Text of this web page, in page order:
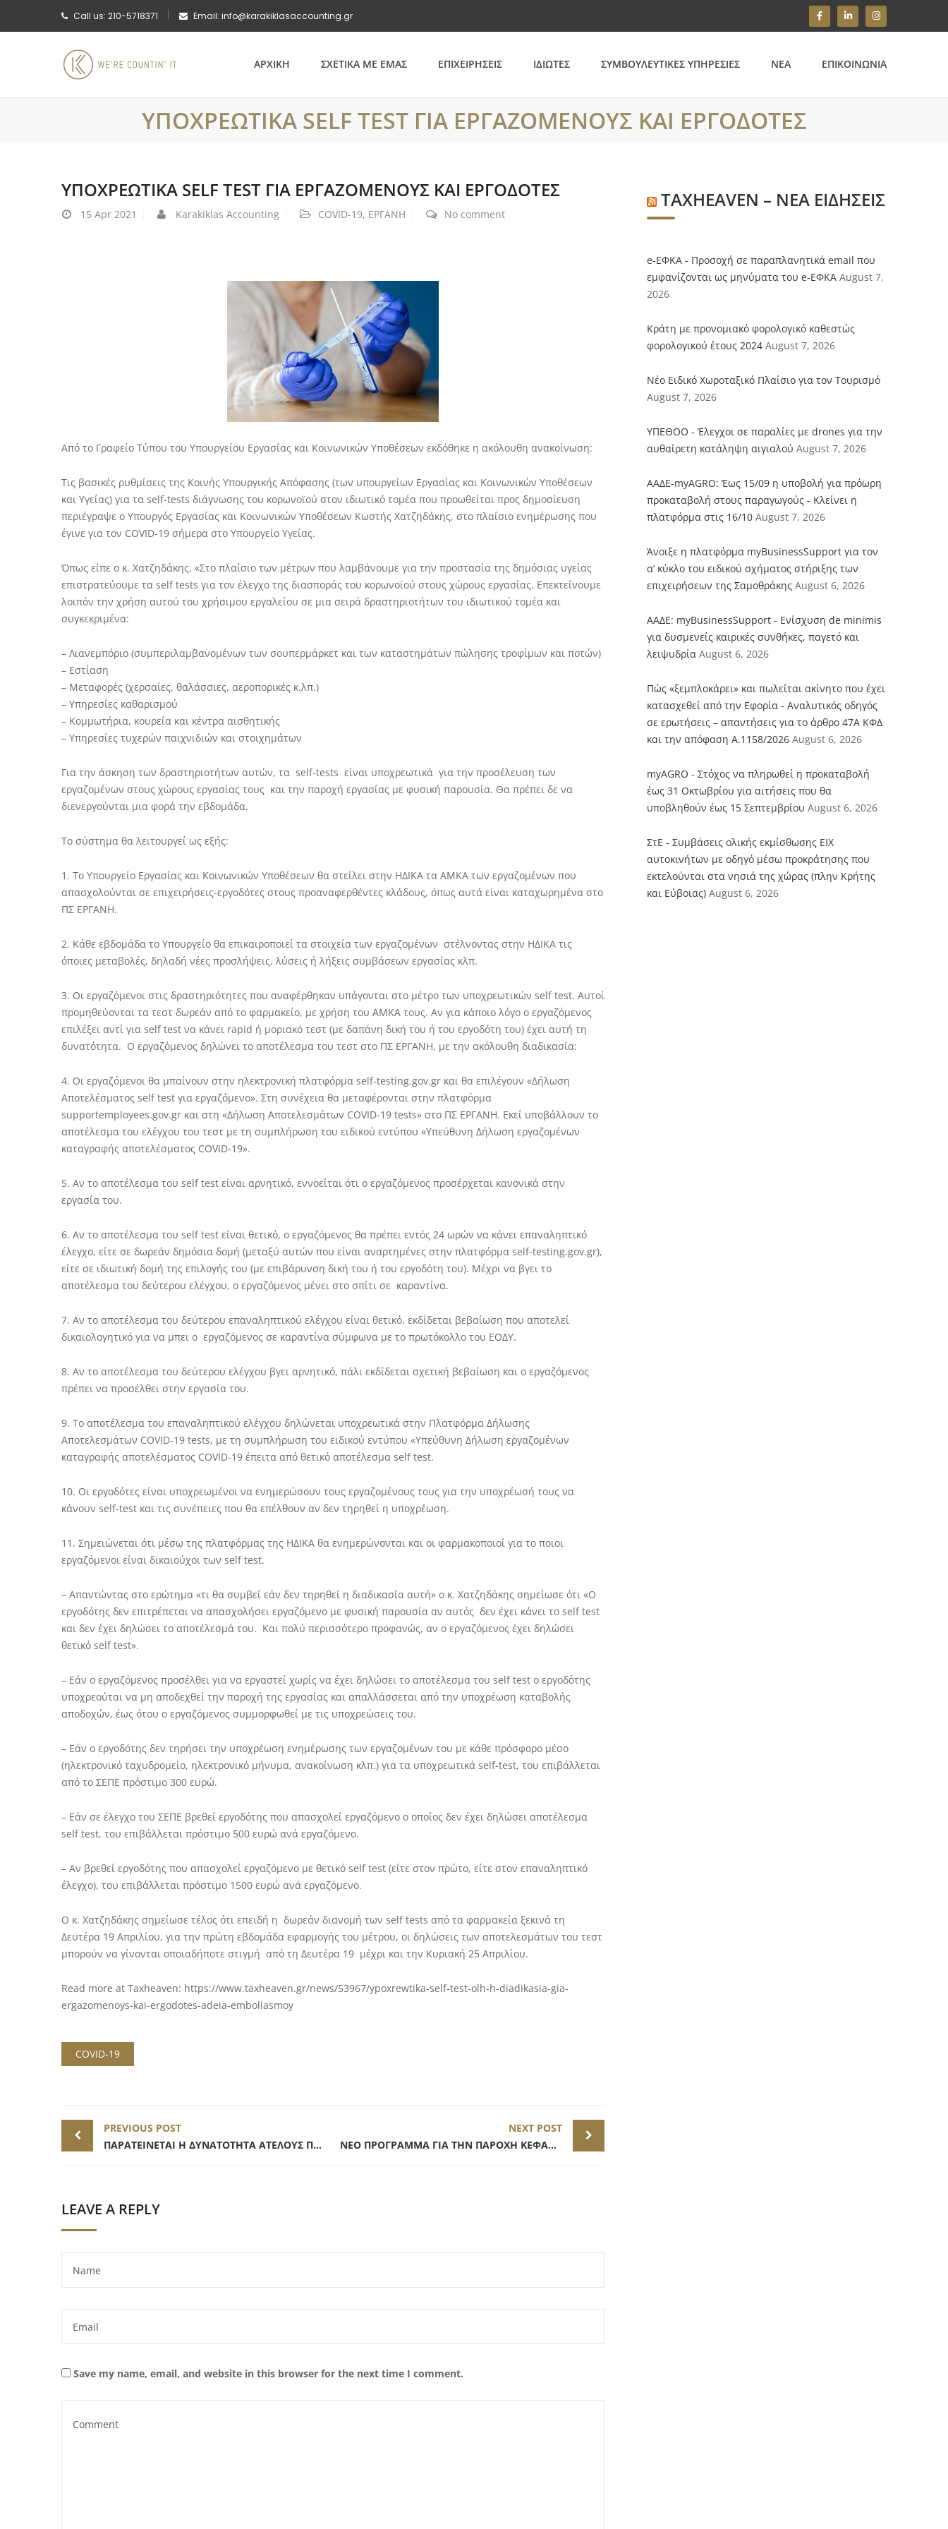
Call us: 210-5718371 Email: info@karakiklasaccounting.gr
ΑΡΧΙΚΗ ΣΧΕΤΙΚΑ ΜΕ ΕΜΑΣ ΕΠΙΧΕΙΡΗΣΕΙΣ ΙΔΙΩΤΕΣ ΣΥΜΒΟΥΛΕΥΤΙΚΕΣ ΥΠΗΡΕΣΙΕΣ ΝΕΑ ΕΠΙΚΟΙΝΩΝΙΑ
ΥΠΟΧΡΕΩΤΙΚΑ SELF TEST ΓΙΑ ΕΡΓΑΖΟΜΕΝΟΥΣ ΚΑΙ ΕΡΓΟΔΟΤΕΣ
ΥΠΟΧΡΕΩΤΙΚΑ SELF TEST ΓΙΑ ΕΡΓΑΖΟΜΕΝΟΥΣ ΚΑΙ ΕΡΓΟΔΟΤΕΣ
15 Apr 2021 Karakiklas Accounting COVID-19, ΕΡΓΑΝΗ No comment
Από το Γραφείο Τύπου του Υπουργείου Εργασίας και Κοινωνικών Υποθέσεων εκδόθηκε η ακόλουθη ανακοίνωση:
Τις βασικές ρυθμίσεις της Κοινής Υπουργικής Απόφασης (των υπουργείων Εργασίας και Κοινωνικών Υποθέσεων
και Υγείας) για τα self-tests διάγνωσης του κορωνοϊού στον ιδιωτικό τομέα που προωθείται προς δημοσίευση
περιέγραψε ο Υπουργός Εργασίας και Κοινωνικών Υποθέσεων Κωστής Χατζηδάκης, στο πλαίσιο ενημέρωσης που
έγινε για τον COVID-19 σήμερα στο Υπουργείο Υγείας.
Όπως είπε ο κ. Χατζηδάκης, «Στο πλαίσιο των μέτρων που λαμβάνουμε για την προστασία της δημόσιας υγείας
επιστρατεύουμε τα self tests για τον έλεγχο της διασποράς του κορωνοϊού στους χώρους εργασίας. Επεκτείνουμε
λοιπόν την χρήση αυτού του χρήσιμου εργαλείου σε μια σειρά δραστηριοτήτων του ιδιωτικού τομέα και
συγκεκριμένα:
– Λιανεμπόριο (συμπεριλαμβανομένων των σουπερμάρκετ και των καταστημάτων πώλησης τροφίμων και ποτών)
– Εστίαση
– Μεταφορές (χερσαίες, θαλάσσιες, αεροπορικές κ.λπ.)
– Υπηρεσίες καθαρισμού
– Κομμωτήρια, κουρεία και κέντρα αισθητικής
– Υπηρεσίες τυχερών παιχνιδιών και στοιχημάτων
Για την άσκηση των δραστηριοτήτων αυτών, τα self-tests είναι υποχρεωτικά για την προσέλευση των
εργαζομένων στους χώρους εργασίας τους και την παροχή εργασίας με φυσική παρουσία. Θα πρέπει δε να
διενεργούνται μια φορά την εβδομάδα.
Το σύστημα θα λειτουργεί ως εξής:
1. Το Υπουργείο Εργασίας και Κοινωνικών Υποθέσεων θα στείλει στην ΗΔΙΚΑ τα ΑΜΚΑ των εργαζομένων που
απασχολούνται σε επιχειρήσεις-εργοδότες στους προαναφερθέντες κλάδους, όπως αυτά είναι καταχωρημένα στο
ΠΣ ΕΡΓΑΝΗ.
2. Κάθε εβδομάδα το Υπουργείο θα επικαιροποιεί τα στοιχεία των εργαζομένων στέλνοντας στην ΗΔΙΚΑ τις
όποιες μεταβολές, δηλαδή νέες προσλήψεις, λύσεις ή λήξεις συμβάσεων εργασίας κλπ.
3. Οι εργαζόμενοι στις δραστηριότητες που αναφέρθηκαν υπάγονται στο μέτρο των υποχρεωτικών self test. Αυτοί
προμηθεύονται τα τεστ δωρεάν από το φαρμακείο, με χρήση του ΑΜΚΑ τους. Αν για κάποιο λόγο ο εργαζόμενος
επιλέξει αντί για self test να κάνει rapid ή μοριακό τεστ (με δαπάνη δική του ή του εργοδότη του) έχει αυτή τη
δυνατότητα. Ο εργαζόμενος δηλώνει το αποτέλεσμα του τεστ στο ΠΣ ΕΡΓΑΝΗ, με την ακόλουθη διαδικασία:
4. Οι εργαζόμενοι θα μπαίνουν στην ηλεκτρονική πλατφόρμα self-testing.gov.gr και θα επιλέγουν «Δήλωση
Αποτελέσματος self test για εργαζόμενο». Στη συνέχεια θα μεταφέρονται στην πλατφόρμα
supportemployees.gov.gr και στη «Δήλωση Αποτελεσμάτων COVID-19 tests» στο ΠΣ ΕΡΓΑΝΗ. Εκεί υποβάλλουν το
αποτέλεσμα του ελέγχου του τεστ με τη συμπλήρωση του ειδικού εντύπου «Υπεύθυνη Δήλωση εργαζομένων
καταγραφής αποτελέσματος COVID-19».
5. Αν το αποτέλεσμα του self test είναι αρνητικό, εννοείται ότι ο εργαζόμενος προσέρχεται κανονικά στην
εργασία του.
6. Αν το αποτέλεσμα του self test είναι θετικό, ο εργαζόμενος θα πρέπει εντός 24 ωρών να κάνει επαναληπτικό
έλεγχο, είτε σε δωρεάν δημόσια δομή (μεταξύ αυτών που είναι αναρτημένες στην πλατφόρμα self-testing.gov.gr),
είτε σε ιδιωτική δομή της επιλογής του (με επιβάρυνση δική του ή του εργοδότη του). Μέχρι να βγει το
αποτέλεσμα του δεύτερου ελέγχου, ο εργαζόμενος μένει στο σπίτι σε καραντίνα.
7. Αν το αποτέλεσμα του δεύτερου επαναληπτικού ελέγχου είναι θετικό, εκδίδεται βεβαίωση που αποτελεί
δικαιολογητικό για να μπει ο εργαζόμενος σε καραντίνα σύμφωνα με το πρωτόκολλο του ΕΟΔΥ.
8. Αν το αποτέλεσμα του δεύτερου ελέγχου βγει αρνητικό, πάλι εκδίδεται σχετική βεβαίωση και ο εργαζόμενος
πρέπει να προσέλθει στην εργασία του.
9. Το αποτέλεσμα του επαναληπτικού ελέγχου δηλώνεται υποχρεωτικά στην Πλατφόρμα Δήλωσης
Αποτελεσμάτων COVID-19 tests, με τη συμπλήρωση του ειδικού εντύπου «Υπεύθυνη Δήλωση εργαζομένων
καταγραφής αποτελέσματος COVID-19 έπειτα από θετικό αποτέλεσμα self test.
10. Οι εργοδότες είναι υποχρεωμένοι να ενημερώσουν τους εργαζομένους τους για την υποχρέωσή τους να
κάνουν self-test και τις συνέπειες που θα επέλθουν αν δεν τηρηθεί η υποχρέωση.
11. Σημειώνεται ότι μέσω της πλατφόρμας της ΗΔΙΚΑ θα ενημερώνονται και οι φαρμακοποιοί για το ποιοι
εργαζόμενοι είναι δικαιούχοι των self test.
– Απαντώντας στο ερώτημα «τι θα συμβεί εάν δεν τηρηθεί η διαδικασία αυτή» ο κ. Χατζηδάκης σημείωσε ότι «Ο
εργοδότης δεν επιτρέπεται να απασχολήσει εργαζόμενο με φυσική παρουσία αν αυτός δεν έχει κάνει το self test
και δεν έχει δηλώσει το αποτέλεσμά του. Και πολύ περισσότερο προφανώς, αν ο εργαζόμενος έχει δηλώσει
θετικό self test».
– Εάν ο εργαζόμενος προσέλθει για να εργαστεί χωρίς να έχει δηλώσει το αποτέλεσμα του self test ο εργοδότης
υποχρεούται να μη αποδεχθεί την παροχή της εργασίας και απαλλάσσεται από την υποχρέωση καταβολής
αποδοχών, έως ότου ο εργαζόμενος συμμορφωθεί με τις υποχρεώσεις του.
– Εάν ο εργοδότης δεν τηρήσει την υποχρέωση ενημέρωσης των εργαζομένων του με κάθε πρόσφορο μέσο
(ηλεκτρονικό ταχυδρομείο, ηλεκτρονικό μήνυμα, ανακοίνωση κλπ.) για τα υποχρεωτικά self-test, του επιβάλλεται
από το ΣΕΠΕ πρόστιμο 300 ευρώ.
– Εάν σε έλεγχο του ΣΕΠΕ βρεθεί εργοδότης που απασχολεί εργαζόμενο ο οποίος δεν έχει δηλώσει αποτέλεσμα
self test, του επιβάλλεται πρόστιμο 500 ευρώ ανά εργαζόμενο.
– Αν βρεθεί εργοδότης που απασχολεί εργαζόμενο με θετικό self test (είτε στον πρώτο, είτε στον επαναληπτικό
έλεγχο), του επιβάλλεται πρόστιμο 1500 ευρώ ανά εργαζόμενο.
Ο κ. Χατζηδάκης σημείωσε τέλος ότι επειδή η δωρεάν διανομή των self tests από τα φαρμακεία ξεκινά τη
Δευτέρα 19 Απριλίου, για την πρώτη εβδομάδα εφαρμογής του μέτρου, οι δηλώσεις των αποτελεσμάτων του τεστ
μπορούν να γίνονται οποιαδήποτε στιγμή από τη Δευτέρα 19 μέχρι και την Κυριακή 25 Απριλίου.
Read more at Taxheaven: https://www.taxheaven.gr/news/53967/ypoxrewtika-self-test-olh-h-diadikasia-gia-
ergazomenoys-kai-ergodotes-adeia-emboliasmoy
COVID-19
Post
navigation
PREVIOUS POST
ΠΑΡΑΤΕΙΝΕΤΑΙ Η ΔΥΝΑΤΟΤΗΤΑ ΑΤΕΛΟΥΣ ΠΑΡΑΧΩΡΗΣΗΣ ΠΡΟΣΘΕΤΟΥ ΧΩΡΟΥ
NEXT POST
ΝΕΟ ΠΡΟΓΡΑΜΜΑ ΓΙΑ ΤΗΝ ΠΑΡΟΧΗ ΚΕΦΑΛΑΙΟΥ ΚΙΝΗΣΗΣ ΣΤΙΣ ΕΠΙΧΕΙΡΗΣΕΙΣ ΕΣΤΙΑΣΗΣ
LEAVE A REPLY
Save my name, email, and website in this browser for the next time I comment.
TAXHEAVEN – ΝΕΑ ΕΙΔΗΣΕΙΣ
e‑ΕΦΚΑ - Προσοχή σε παραπλανητικά email που
εμφανίζονται ως μηνύματα του e-ΕΦΚΑ August 7,
2026
Κράτη με προνομιακό φορολογικό καθεστώς
φορολογικού έτους 2024 August 7, 2026
Νέο Ειδικό Χωροταξικό Πλαίσιο για τον Τουρισμό
August 7, 2026
ΥΠΕΘΟΟ - Έλεγχοι σε παραλίες με drones για την
αυθαίρετη κατάληψη αιγιαλού August 7, 2026
ΑΑΔΕ-myAGRO: Έως 15/09 η υποβολή για πρόωρη
προκαταβολή στους παραγωγούς - Κλείνει η
πλατφόρμα στις 16/10 August 7, 2026
Άνοιξε η πλατφόρμα myBusinessSupport για τον
α’ κύκλο του ειδικού σχήματος στήριξης των
επιχειρήσεων της Σαμοθράκης August 6, 2026
ΑΑΔΕ: myBusinessSupport - Ενίσχυση de minimis
για δυσμενείς καιρικές συνθήκες, παγετό και
λειψυδρία August 6, 2026
Πώς «ξεμπλοκάρει» και πωλείται ακίνητο που έχει
κατασχεθεί από την Εφορία - Αναλυτικός οδηγός
σε ερωτήσεις – απαντήσεις για το άρθρο 47Α ΚΦΔ
και την απόφαση Α.1158/2026 August 6, 2026
myAGRO - Στόχος να πληρωθεί η προκαταβολή
έως 31 Οκτωβρίου για αιτήσεις που θα
υποβληθούν έως 15 Σεπτεμβρίου August 6, 2026
ΣτΕ - Συμβάσεις ολικής εκμίσθωσης ΕΙΧ
αυτοκινήτων με οδηγό μέσω προκράτησης που
εκτελούνται στα νησιά της χώρας (πλην Κρήτης
και Εύβοιας) August 6, 2026